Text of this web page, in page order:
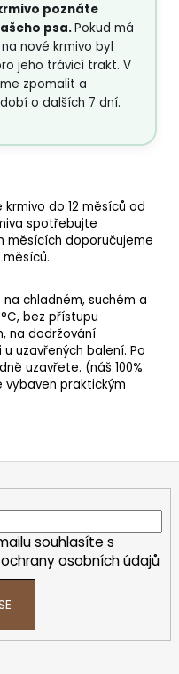
poznáte
psa.Pokud má
nové krmivo byl
jeho trávicí trakt. V
zpomalit a
o dalších 7 dní.
do 12 měsíců od
spotřebujte
měsících doporučujeme
na chladném, suchém a
bez přístupu
na dodržování
uzavřených balení. Po
uzavřete. (náš 100%
vybaven praktickým
souhlasíte s
osobních údajů